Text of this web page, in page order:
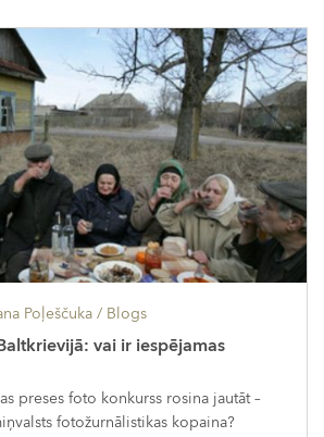
Poļeščuka / Blogs
vai ir iespējamas
preses foto konkurss rosina jautāt –
fotožurnālistikas kopaina?